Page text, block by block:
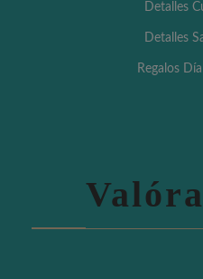
Detalles
Detalles
Regalos